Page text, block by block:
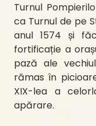
Turnul
ca Turnul de pe
anul 1574 și
fortificație a
pază ale
rămas în
XIX-lea a
apărare.